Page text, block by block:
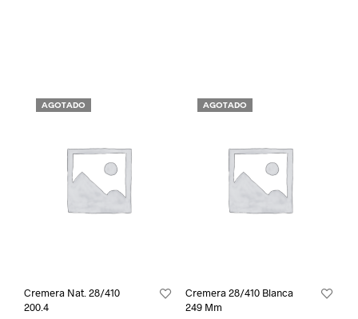
AGOTADO
Cremera Nat. 28/410
200.4
AGOTADO
Cremera 28/410 Blanca
249 Mm